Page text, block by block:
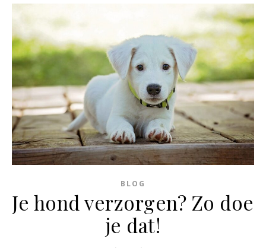
BLOG
Je hond verzorgen? Zo doe
je dat!